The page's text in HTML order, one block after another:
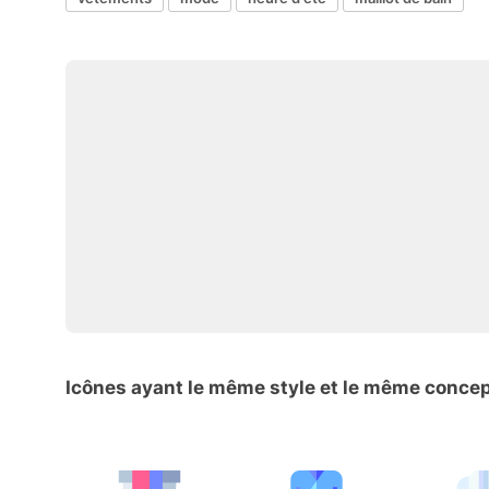
Icônes ayant le même style et le même